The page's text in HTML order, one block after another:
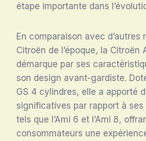
étape importante dans
En comparaison avec d’autres
Citroën de l’époque, la Citroën
démarque par ses
son design avant-gardiste.
GS 4 cylindres, elle a apporté
significatives par rapport à ses
tels que l’Ami 6 et l’Ami 8,
consommateurs une